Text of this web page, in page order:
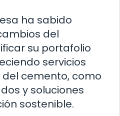
ha sabido
del
su portafolio
servicios
cemento, como
y soluciones
sostenible.